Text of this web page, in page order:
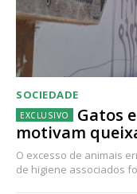
SOCIEDADE
Gatos
motivam
O excesso de animais
de higiene associados